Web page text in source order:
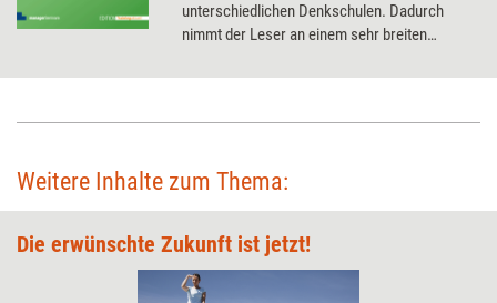
unterschiedlichen Denkschulen. Dadurch
nimmt der Leser an einem sehr breiten
sind folgenden Interventionsphasen
Veränderung und Zielerreichung. Eine
Anlässen und Themen zugeordnet sind,
Weitere Inhalte zum Thema:
Die erwünschte Zukunft ist jetzt!